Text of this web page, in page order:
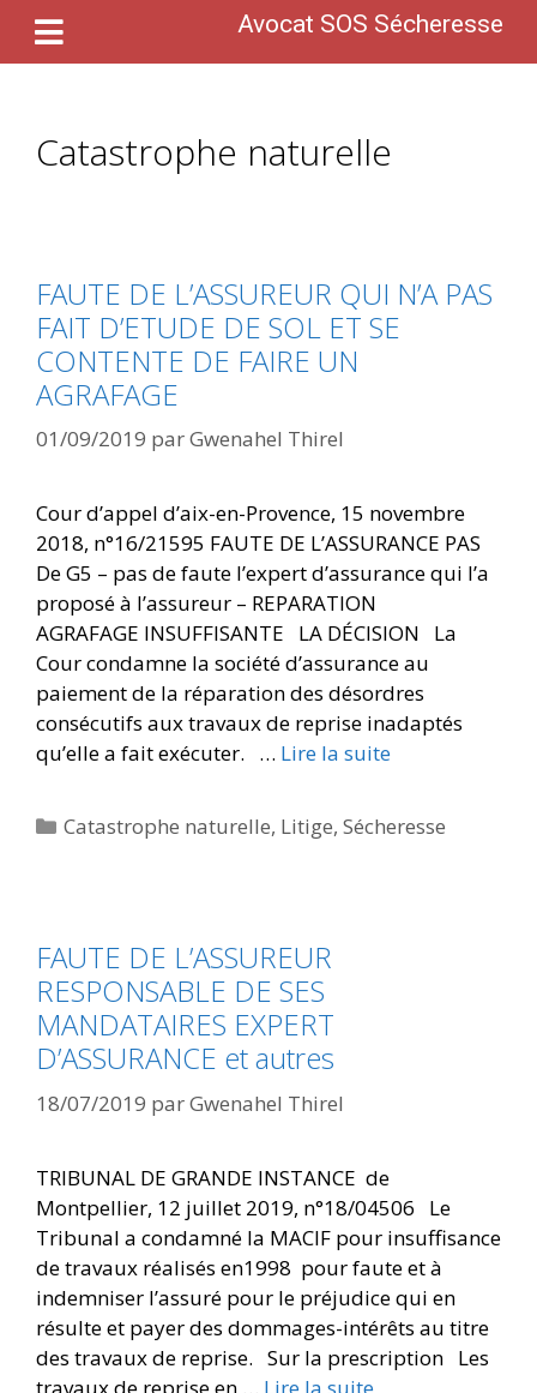
Avocat SOS Sécheresse
Catastrophe naturelle
FAUTE DE L’ASSUREUR QUI N’A PAS
FAIT D’ETUDE DE SOL ET SE
CONTENTE DE FAIRE UN
AGRAFAGE
01/09/2019 parGwenahel Thirel
Cour d’appel d’aix-en-Provence, 15 novembre
2018, n°16/21595 FAUTE DE L’ASSURANCE PAS
De G5 – pas de faute l’expert d’assurance qui l’a
proposé à l’assureur – REPARATION
AGRAFAGE INSUFFISANTE LA DÉCISION La
Cour condamne la société d’assurance au
paiement de la réparation des désordres
consécutifs aux travaux de reprise inadaptés
qu’elle a fait exécuter. … Lire la suite
Catastrophe naturelle, Litige,Sécheresse
FAUTE DE L’ASSUREUR
RESPONSABLE DE SES
MANDATAIRES EXPERT
D’ASSURANCE et autres
18/07/2019 parGwenahel Thirel
TRIBUNAL DE GRANDE INSTANCE de
Montpellier, 12 juillet 2019, n°18/04506 Le
Tribunal a condamné la MACIF pour insuffisance
de travaux réalisés en1998 pour faute et à
indemniser l’assuré pour le préjudice qui en
résulte et payer des dommages-intérêts au titre
des travaux de reprise. Sur la prescription Les
travaux de reprise en … Lire la suite